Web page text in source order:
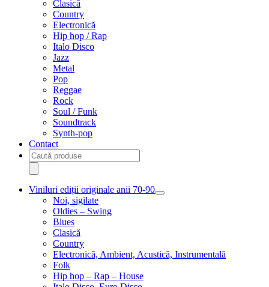
Clasică
Country
Electronică
Hip hop / Rap
Italo Disco
Jazz
Metal
Pop
Reggae
Rock
Soul / Funk
Soundtrack
Synth-pop
Contact
Products
search
Viniluri ediții originale anii 70-90
Extinde
Noi, sigilate
Oldies – Swing
Blues
Clasică
Country
Electronică, Ambient, Acustică, Instrumentală
Folk
Hip hop – Rap – House